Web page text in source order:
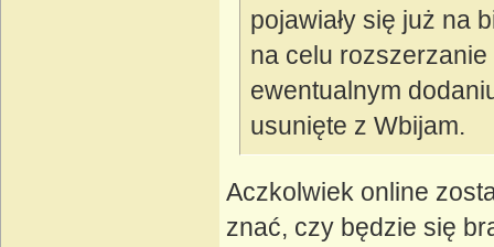
pojawiały się już na
na celu
ewentualnym
usunięte z Wbijam.
Aczkolwiek online
znać, czy będzie się